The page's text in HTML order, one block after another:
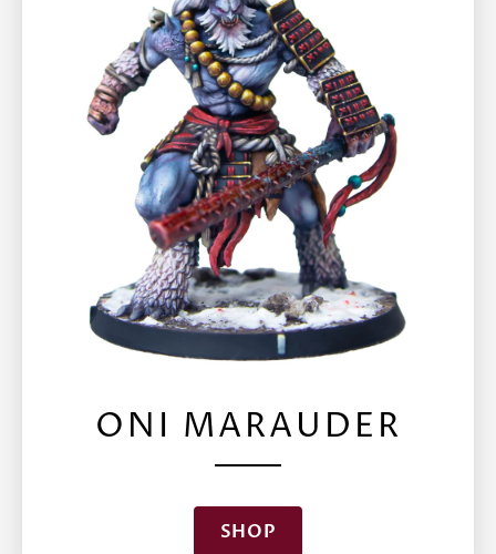
ONI MARAUDER
SHOP